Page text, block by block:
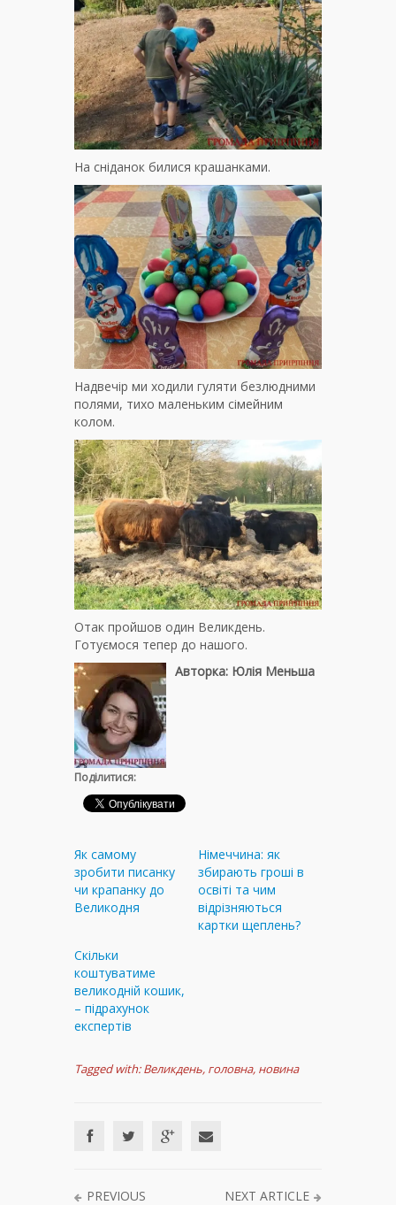
На сніданок билися крашанками.
Надвечір ми ходили гуляти безлюдними
полями, тихо маленьким сімейним
колом.
Отак пройшов один Великдень.
Готуємося тепер до нашого.
Авторка: Юлія Меньша
Поділитися:
Як самому
зробити писанку
чи крапанку до
Великодня
Німеччина: як
збирають гроші в
освіті та чим
відрізняються
картки щеплень?
Скільки
коштуватиме
великодній кошик,
– підрахунок
експертів
Tagged with: Великдень, головна, новина
PREVIOUS
NEXT ARTICLE